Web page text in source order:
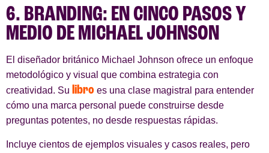
6. BRANDING: EN CINCO PASOS Y
MEDIO DE MICHAEL JOHNSON
El diseñador británico Michael Johnson ofrece un enfoque
metodológico y visual que combina estrategia con
creatividad. Su libro es una clase magistral para entender
cómo una marca personal puede construirse desde
preguntas potentes, no desde respuestas rápidas.
Incluye cientos de ejemplos visuales y casos reales, pero